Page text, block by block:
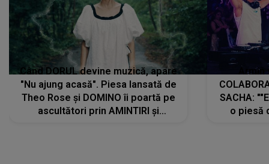
Când DORUL devine muzică, apare
"Nu ajung acasă". Piesa lansată de
Theo Rose și DOMINO îi poartă pe
ascultători prin AMINTIRI și
SACHA:
o piesă